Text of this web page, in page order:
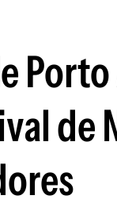
Porto
de